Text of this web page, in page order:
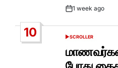
Post1 week ago
10
POSTED
SCROLLER